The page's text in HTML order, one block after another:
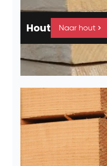
Hout Naar hout